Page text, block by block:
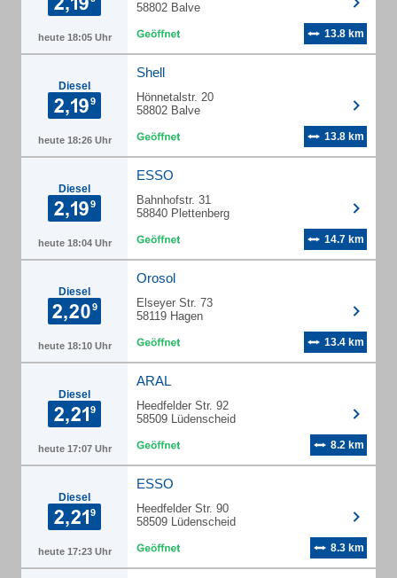
heute 18:05 Uhr
58802 Balve
13.8 km
Diesel
heute 18:26 Uhr
Shell
Hönnetalstr. 20
58802 Balve
13.8 km
Diesel
heute 18:04 Uhr
ESSO
Bahnhofstr. 31
58840 Plettenberg
14.7 km
Diesel
heute 18:10 Uhr
Orosol
Elseyer Str. 73
58119 Hagen
13.4 km
Diesel
heute 17:07 Uhr
ARAL
Heedfelder Str. 92
58509 Lüdenscheid
8.2 km
Diesel
heute 17:23 Uhr
ESSO
Heedfelder Str. 90
58509 Lüdenscheid
8.3 km